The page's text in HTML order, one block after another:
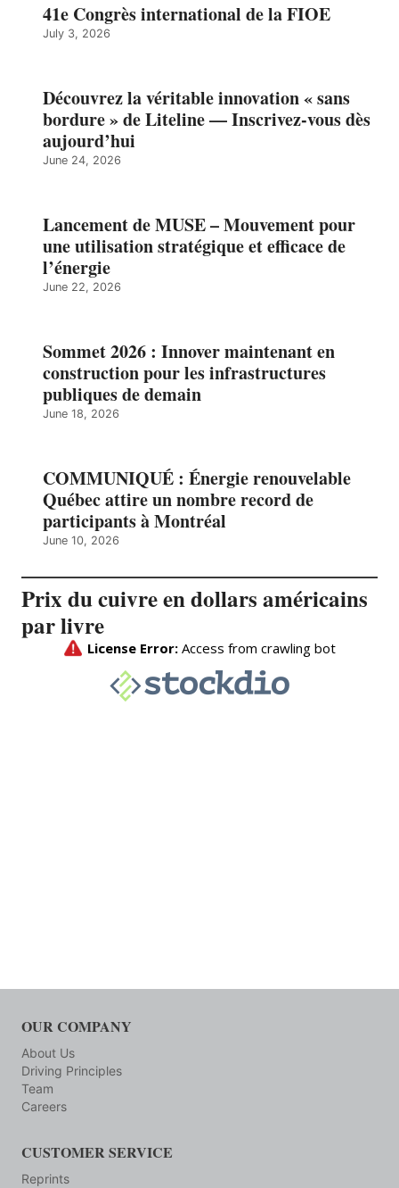
41e Congrès international de la FIOE
July 3, 2026
Découvrez la véritable innovation « sans
bordure » de Liteline — Inscrivez-vous dès
aujourd’hui
June 24, 2026
Lancement de MUSE – Mouvement pour
une utilisation stratégique et efficace de
l’énergie
June 22, 2026
Sommet 2026 : Innover maintenant en
construction pour les infrastructures
publiques de demain
June 18, 2026
COMMUNIQUÉ : Énergie renouvelable
Québec attire un nombre record de
participants à Montréal
June 10, 2026
Prix du cuivre en dollars américains
par livre
OUR COMPANY
About Us
Driving Principles
Team
Careers
CUSTOMER SERVICE
Reprints